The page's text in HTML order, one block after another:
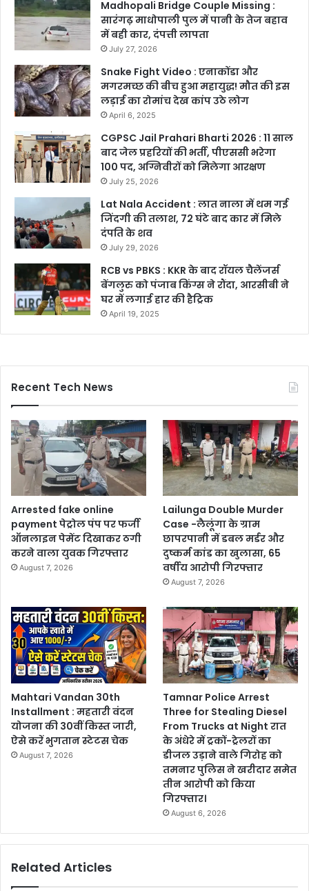
Madhopali Bridge Couple Missing :
सारंगढ़ माधोपाली पुल में पानी के तेज बहाव
में बही कार, दंपत्ती लापता
July 27, 2026
Snake Fight Video : एनाकोंडा और
मगरमच्छ की बीच हुआ महायुद्ध! मौत की इस
लड़ाई का रोमांच देख कांप उठे लोग
April 6, 2025
CGPSC Jail Prahari Bharti 2026 : 11 साल
बाद जेल प्रहरियों की भर्ती, पीएससी भरेगा
100 पद, अग्निवीरों को मिलेगा आरक्षण
July 25, 2026
Lat Nala Accident : लात नाला में थम गई
जिंदगी की तलाश, 72 घंटे बाद कार में मिले
दंपति के शव
July 29, 2026
RCB vs PBKS : KKR के बाद रॉयल चैलेंजर्स
बेंगलुरु को पंजाब किंग्स ने रौंदा, आरसीबी ने
घर में लगाई हार की हैट्रिक
April 19, 2025
Recent Tech News
Arrested fake online
payment पेट्रोल पंप पर फर्जी
ऑनलाइन पेमेंट दिखाकर ठगी
करने वाला युवक गिरफ्तार
August 7, 2026
Lailunga Double Murder
Case -लैलूंगा के ग्राम
छापरपानी में डबल मर्डर और
दुष्कर्म कांड का खुलासा, 65
वर्षीय आरोपी गिरफ्तार
August 7, 2026
Mahtari Vandan 30th
Installment : महतारी वंदन
योजना की 30वीं किस्त जारी,
ऐसे करें भुगतान स्टेटस चेक
August 7, 2026
Tamnar Police Arrest
Three for Stealing Diesel
From Trucks at Night रात
के अंधेरे में ट्रकों-ट्रेलरों का
डीजल उड़ाने वाले गिरोह को
तमनार पुलिस ने खरीदार समेत
तीन आरोपी को किया
गिरफ्तार।
August 6, 2026
Related Articles